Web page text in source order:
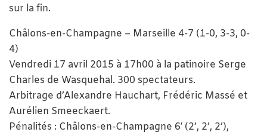
sur la fin.
Châlons-en-Champagne – Marseille 4-7 (1-0, 3-3, 0-
4)
Vendredi 17 avril 2015 à 17h00 à la patinoire Serge
Charles de Wasquehal. 300 spectateurs.
Arbitrage d’Alexandre Hauchart, Frédéric Massé et
Aurélien Smeeckaert.
Pénalités : Châlons-en-Champagne 6′ (2’, 2’, 2’),